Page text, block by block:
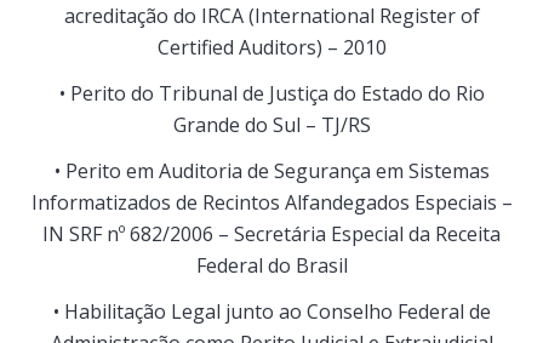
acreditação do IRCA (International Register of
Certified Auditors) – 2010
• Perito do Tribunal de Justiça do Estado do Rio
Grande do Sul – TJ/RS
• Perito em Auditoria de Segurança em Sistemas
Informatizados de Recintos Alfandegados Especiais –
IN SRF nº 682/2006 – Secretária Especial da Receita
Federal do Brasil
• Habilitação Legal junto ao Conselho Federal de